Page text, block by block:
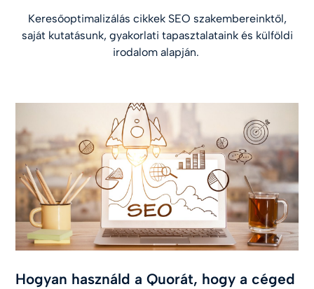
Keresőoptimalizálás cikkek SEO szakembereinktől,
saját kutatásunk, gyakorlati tapasztalataink és külföldi
irodalom alapján.
Hogyan használd a Quorát, hogy a céged